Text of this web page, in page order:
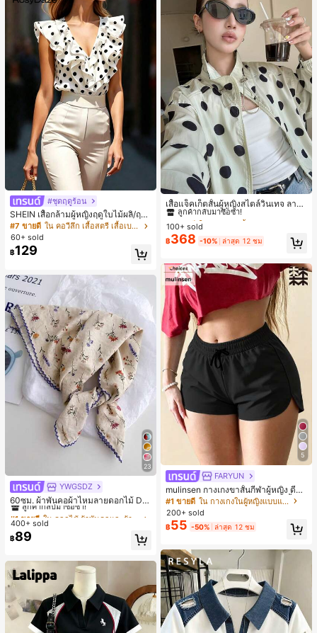
#ชุดฤดูร้อน
SHEIN เสื้อกล้ามผู้หญิงฤดูใบไม้ผลิ/ฤดูร้
อน ใหม่ สไตล์มินิมอลลำลองหรูหรา สีบ
ล็อก ลายจุด คอวี แพตช์เวิร์ก ชายระบา
ย แขนกุด ทรงเข้ารูป อเนกประสงค์, เสื้อ
ผู้หญิงฤดูใบไม้ผลิ/ฤดูร้อน, เสื้อหรูหราผู้
#7 ขายดี
ใน คอวีลึก เสื้อสตรี เสื้อเบลาส์ & Tee
60+ sold
฿129
23
YWGSDZ
60ซม. ผ้าพันคอผ้าไหมลายดอกไม้ Dit
sy สีเบจ, เครื่องประดับใหม่สำหรับผู้หญิ
งฤดูใบไม้ผลิ/ฤดูใบไม้ร่วง, ผ้าพันคอผืน
บางอเนกประสงค์หรูหรา
#1 ขายดี
ลูกค้ากลับมาซื้อซ้ำ!
#1 ขายดี
ลูกค้ากลับมาซื้อซ้ำ!
#1 ขายดี
ลูกค้ากลับมาซื้อซ้ำ!
#1 ขายดี
ใน ดอกไม้ ผ้าพันคอและผ้าพันคอผู้หญิง
400+ sold
฿89
เสื้อแจ็คเก็ตสั้นผู้หญิงสไตล์วินเทจ ลายจุ
ดขนาดใหญ่ คอตั้ง เอวเข้ารูป แขนพอง
ทรงหลวม แฟชั่นอเนกประสงค์ สำหรับใ
ส่ประจำวันและไปเที่ยวพักผ่อน
#1 ขายดี
ใน กระเป๋า เสื้อคลุมลำลอง
ลูกค้ากลับมาซื้อซ้ำ!
#1 ขายดี ใน กระเป๋า เสื้อคลุมลำลอง
ลูกค้ากลับมาซื้อซ้ำ!
#1 ขายดี ใน กระเป๋า เสื้อคลุมลำลอง
ลูกค้ากลับมาซื้อซ้ำ!
#1 ขายดี ใน กระเป๋า เสื้อคลุมลำลอง
100+ sold
฿368 -10% ล่าสุด 12 ชม
5
FARYUN
mulinsen กางเกงขาสั้นกีฬาผู้หญิง ดีไซ
น์ปลายเปิด เอวยืดหยุ่น กางเกงขาสั้น
ลำลองกีฬาฤดูร้อน ความยาว 3/4
#1 ขายดี
ใน กางเกงในผู้หญิงแบบแอคทีฟ
200+ sold
฿55 -50% ล่าสุด 12 ชม